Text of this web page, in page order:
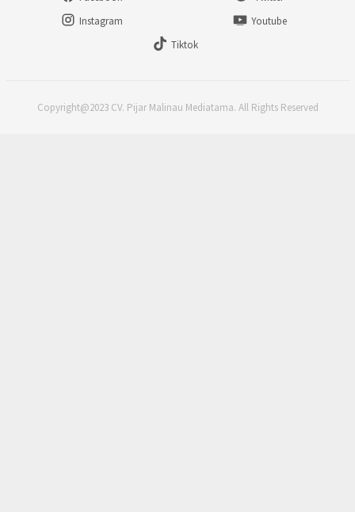
Instagram
Youtube
Tiktok
Copyright@2023 CV. Pijar Malinau Mediatama. All Rights Reserved